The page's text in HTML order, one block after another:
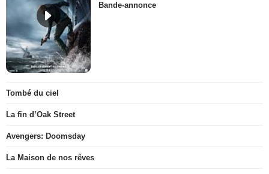
Bande-annonce
Tombé du ciel
La fin d’Oak Street
Avengers: Doomsday
La Maison de nos rêves